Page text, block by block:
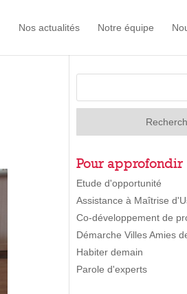
Nos actualités Notre équipe
Pour approfondir
Etude d'opportunité
Assistance à Maîtrise
Co-développement de
Démarche Villes Amies
Habiter demain
Parole d'experts